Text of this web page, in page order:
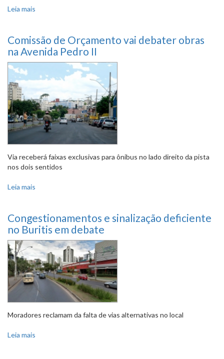
Leia mais
Comissão de Orçamento vai debater obras
na Avenida Pedro II
Via receberá faixas exclusivas para ônibus no lado direito da pista
nos dois sentidos
Leia mais
Congestionamentos e sinalização deficiente
no Buritis em debate
Moradores reclamam da falta de vias alternativas no local
Leia mais